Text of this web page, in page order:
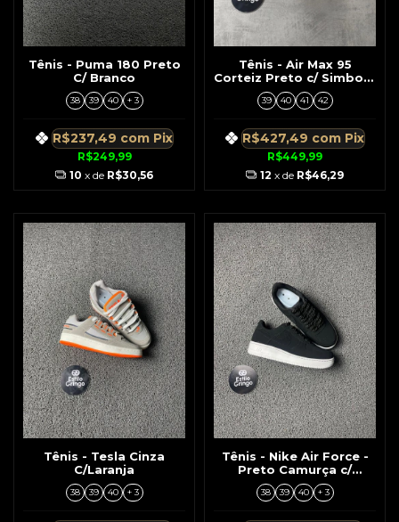
Tênis - Puma 180 Preto
C/ Branco
38 39 40 + 3
R$249,99
R$237,49 com Pix
10 x de R$30,56
Tênis - Air Max 95
Corteiz Preto c/ Simbolo
Amarelo
39 40 41 42
R$449,99
R$427,49 com Pix
12 x de R$46,29
Tênis - Tesla Cinza
C/Laranja
38 39 40 + 3
Tênis - Nike Air Force -
Preto Camurça c/
Solado Branco
38 39 40 + 3